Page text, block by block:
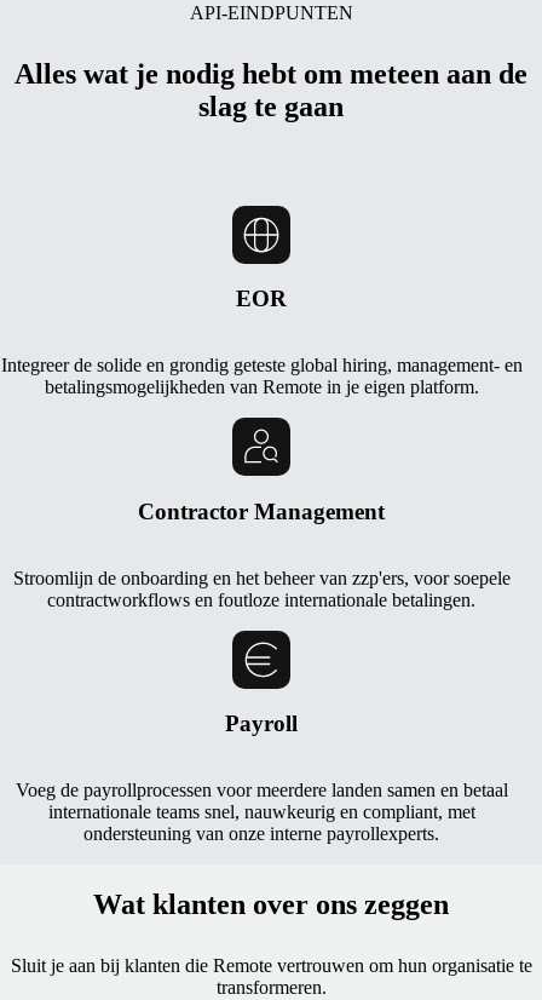
API-EINDPUNTEN
Alles wat je nodig hebt om meteen aan de
slag te gaan
EOR
Integreer de solide en grondig geteste global hiring, management- en
betalingsmogelijkheden van Remote in je eigen platform.
Contractor Management
Stroomlijn de onboarding en het beheer van zzp'ers, voor soepele
contractworkflows en foutloze internationale betalingen.
Payroll
Voeg de payrollprocessen voor meerdere landen samen en betaal
internationale teams snel, nauwkeurig en compliant, met
ondersteuning van onze interne payrollexperts.
Wat klanten over ons zeggen
Sluit je aan bij klanten die Remote vertrouwen om hun organisatie te
transformeren.